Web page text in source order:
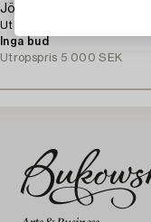
Jörgen Waring
Utan titel.
Inga bud
Utropspris 5 000 SEK